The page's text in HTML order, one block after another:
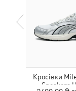
Кросівки
Sneakers